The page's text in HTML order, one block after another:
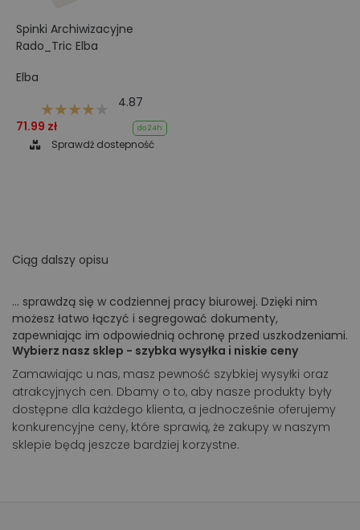
Spinki Archiwizacyjne
Rado_Tric Elba
Elba
4.87
71.99 zł
do 24h
Sprawdź dostepność
Ciąg dalszy opisu
... sprawdzą się w codziennej pracy biurowej. Dzięki nim
możesz łatwo łączyć i segregować dokumenty,
zapewniając im odpowiednią ochronę przed uszkodzeniami.
Wybierz nasz sklep - szybka wysyłka i niskie ceny
Zamawiając u nas, masz pewność szybkiej wysyłki oraz
atrakcyjnych cen. Dbamy o to, aby nasze produkty były
dostępne dla każdego klienta, a jednocześnie oferujemy
konkurencyjne ceny, które sprawią, że zakupy w naszym
sklepie będą jeszcze bardziej korzystne.